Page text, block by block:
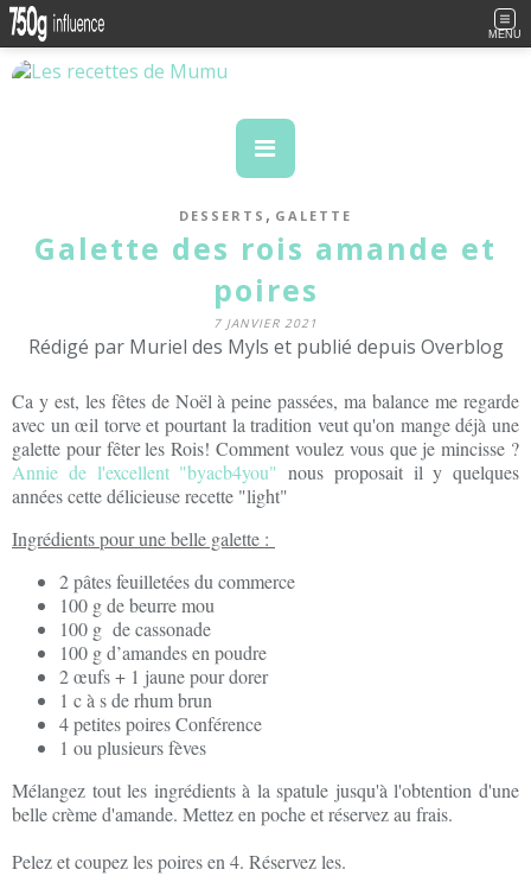
MENU
DESSERTS , GALETTE
Galette des rois amande et
poires
7 JANVIER 2021
Rédigé par Muriel des Myls et publié depuis Overblog
Ca y est, les fêtes de Noël à peine passées, ma balance me regarde
avec un œil torve et pourtant la tradition veut qu'on mange déjà une
galette pour fêter les Rois! Comment voulez vous que je mincisse ?
Annie de l'excellent "byacb4you" nous proposait il y quelques
années cette délicieuse recette "light"
Ingrédients pour une belle galette :
2 pâtes feuilletées du commerce
100 g de beurre mou
100 g de cassonade
100 g d’amandes en poudre
2 œufs + 1 jaune pour dorer
1 c à s de rhum brun
4 petites poires Conférence
1 ou plusieurs fèves
Mélangez tout les ingrédients à la spatule jusqu'à l'obtention d'une
belle crème d'amande. Mettez en poche et réservez au frais.
Pelez et coupez les poires en 4. Réservez les.